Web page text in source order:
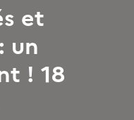
et
un
! 18